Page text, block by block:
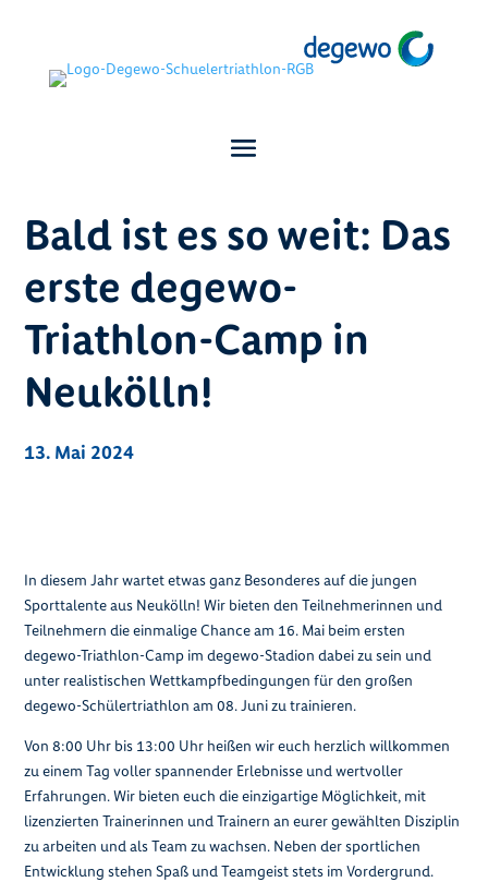
Bald ist es so weit: Das
erste degewo-
Triathlon-Camp in
Neukölln!
13. Mai 2024
In diesem Jahr wartet etwas ganz Besonderes auf die jungen
Sporttalente aus Neukölln! Wir bieten den Teilnehmerinnen und
Teilnehmern die einmalige Chance am 16. Mai beim ersten
degewo-Triathlon-Camp im degewo-Stadion dabei zu sein und
unter realistischen Wettkampfbedingungen für den großen
degewo-Schülertriathlon am 08. Juni zu trainieren.
Von 8:00 Uhr bis 13:00 Uhr heißen wir euch herzlich willkommen
zu einem Tag voller spannender Erlebnisse und wertvoller
Erfahrungen. Wir bieten euch die einzigartige Möglichkeit, mit
lizenzierten Trainerinnen und Trainern an eurer gewählten Disziplin
zu arbeiten und als Team zu wachsen. Neben der sportlichen
Entwicklung stehen Spaß und Teamgeist stets im Vordergrund.